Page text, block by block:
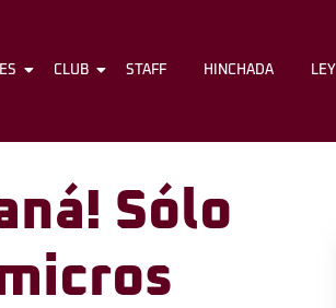
GRANATES CLUB STAFF
CLUB STAFF HINCHADA
Sólo